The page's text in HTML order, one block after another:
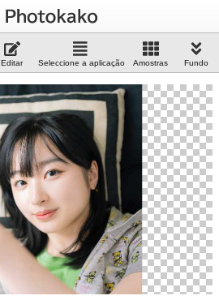
Editar Seleccione a aplicação Amostras Fundo